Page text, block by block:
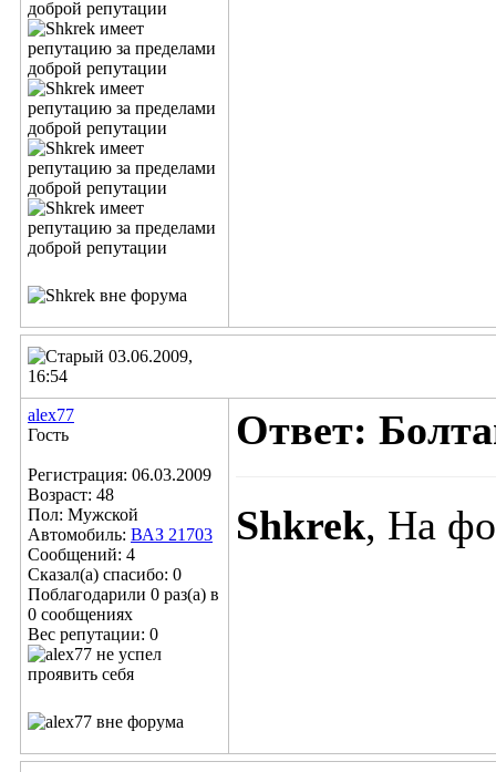
03.06.2009,
16:54
alex77
Гость
Регистрация: 06.03.2009
Возраст: 48
Пол: Мужской
Автомобиль: ВАЗ 21703
Сообщений: 4
Сказал(а) спасибо: 0
Поблагодарили 0 раз(а) в
0 сообщениях
Вес репутации: 0
Ответ:
Shkrek, На